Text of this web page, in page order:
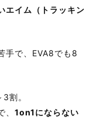
エイム（トラッキン
手で、EVA8でも8
割。
1on1にならない